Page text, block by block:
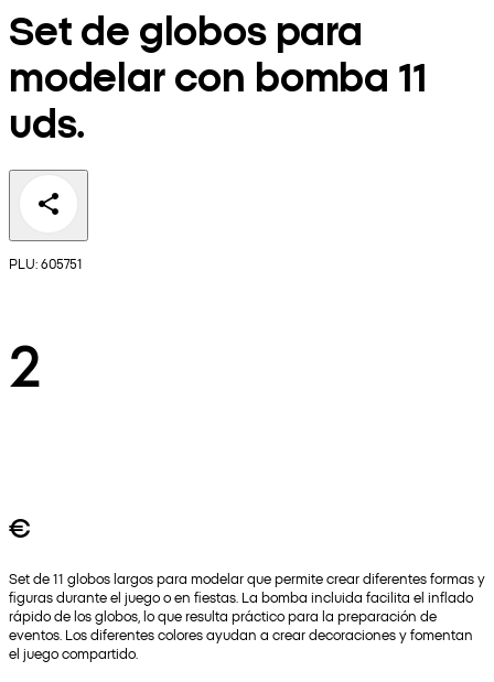
Set de globos para
modelar con bomba 11
uds.
PLU: 605751
2
€
Set de 11 globos largos para modelar que permite crear diferentes formas y
figuras durante el juego o en fiestas. La bomba incluida facilita el inflado
rápido de los globos, lo que resulta práctico para la preparación de
eventos. Los diferentes colores ayudan a crear decoraciones y fomentan
el juego compartido.